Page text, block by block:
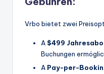
Vrbo bietet zwei
A $499
Buchungen
A Pay-per-